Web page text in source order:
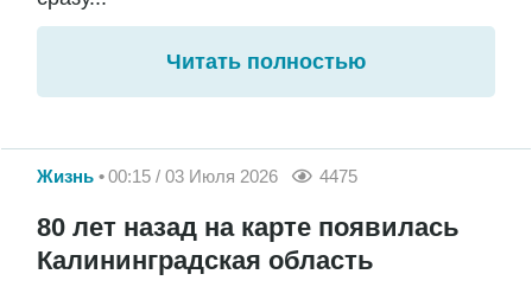
Читать полностью
Жизнь 00:15 / 03 Июля 2026 4475
80 лет назад на карте появилась
Калининградская область